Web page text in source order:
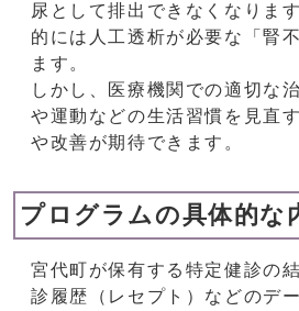
尿として排出できなくなりま
的には人工透析が必要な「腎
ます。
しかし、医療機関での適切な
や運動などの生活習慣を見直
や改善が期待できます。
プログラムの具体的な
宮代町が保有する特定健診の
診履歴（レセプト）などのデ